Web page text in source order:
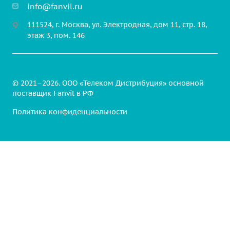
Аксессуары
Транспортные решения
info@fanvil.ru
111524, г. Москва, ул. Электродная, дом 11, стр. 18,
этаж 3, пом. 146
© 2021–2026. ООО «Телеком Дистрибуция» основной
поставщик Fanvil в РФ
Политика конфиденциальности